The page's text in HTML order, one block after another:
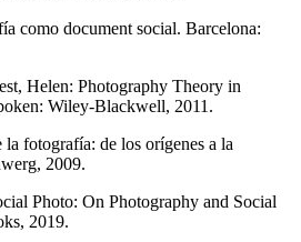
como document social. Barcelona:
Helen: Photography Theory in
Wiley-Blackwell, 2011.
fotografía: de los orígenes a la
2009.
Photo: On Photography and Social
2019.